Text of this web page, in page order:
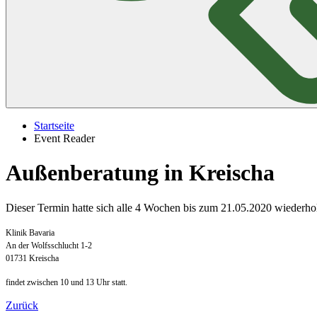
Startseite
Event Reader
Außenberatung in Kreischa
Dieser Termin hatte sich alle 4 Wochen bis zum 21.05.2020
Klinik Bavaria
An der Wolfsschlucht 1-2
01731 Kreischa
findet zwischen 10 und 13 Uhr statt.
Zurück